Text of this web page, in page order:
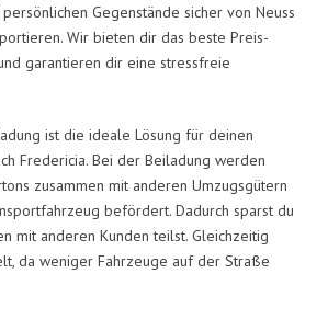
Gegenstände sicher von Neuss
Wir bieten dir das beste Preis-
garantieren dir eine stressfreie
ist die ideale Lösung für deinen
Fredericia. Bei der Beiladung werden
zusammen mit anderen Umzugsgütern
befördert. Dadurch sparst du
mit anderen Kunden teilst. Gleichzeitig
da weniger Fahrzeuge auf der Straße